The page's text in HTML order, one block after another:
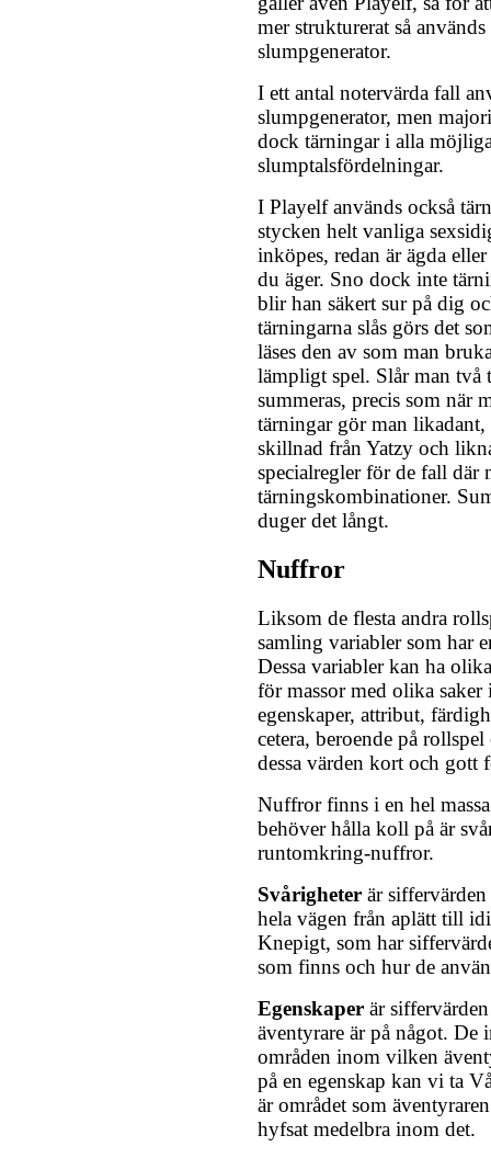
mer strukturerat så
slumpgenerator.
I ett antal notervärda fall
slumpgenerator, men
dock tärningar i alla
slumptalsfördelningar.
I Playelf används också
stycken helt vanliga
inköpes, redan är ägda
du äger. Sno dock inte
blir han säkert sur på dig
tärningarna slås görs det
läses den av som man
lämpligt spel. Slår man två
summeras, precis som när
tärningar gör man
skillnad från Yatzy och
specialregler för de fall där
tärningskombinationer.
duger det långt.
Nuffror
Liksom de flesta andra
samling variabler som har
Dessa variabler kan ha
för massor med olika
egenskaper, attribut,
cetera, beroende på
dessa värden kort och gott
Nuffror finns i en hel
behöver hålla koll på är
runtomkring-nuffror.
Svårigheter är
hela vägen från aplätt till
Knepigt, som har
som finns och hur de
Egenskaper är
äventyrare är på något. De
områden inom vilken
på en egenskap kan vi ta
är området som
hyfsat medelbra inom det.